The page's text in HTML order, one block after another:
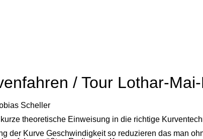
/ Tour Lothar-
Scheller
theoretische Einweisung in die richtige
der Kurve Geschwindigkeit so reduzieren das man